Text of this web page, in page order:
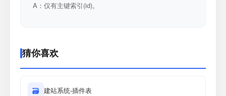
A：仅有主键索引(id)。
猜你喜欢
🗃 建站系统-插件表